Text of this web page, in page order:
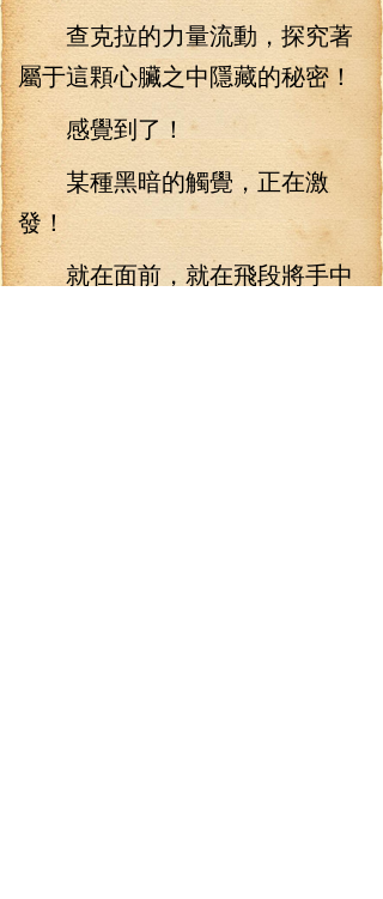
查克拉的力量流動，探究著
屬于這顆心臟之中隱藏的秘密！
感覺到了！
某種黑暗的觸覺，正在激
發！
就在面前，就在飛段將手中